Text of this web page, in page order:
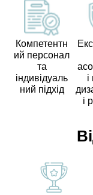
Компетентн
ий персонал
та
індивідуаль
ний підхід
і